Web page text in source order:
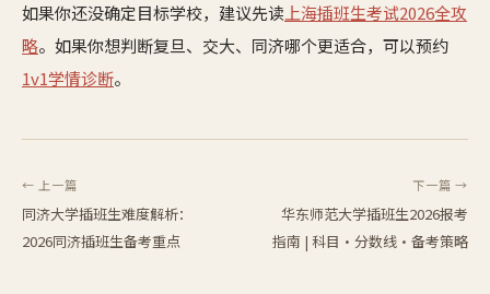
如果你还没确定目标学校，建议先读 上海插班生考试2026全攻
略。如果你想判断复旦、交大、同济哪个更适合，可以预约
1v1学情诊断。
← 上一篇
同济大学插班生难度解析：
2026同济插班生备考重点
下一篇 →
华东师范大学插班生2026报考
指南 | 科目·分数线·备考策略